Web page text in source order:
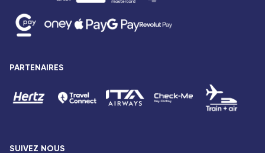
SUIVEZ NOUS
Droits des passagers
Conditions générales de vente
Plan du site
PARTENAIRES